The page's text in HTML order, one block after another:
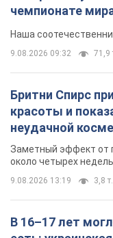
так почти месяц
Заметный эффект от
есть:
Пономар
стороне
ее коллеги